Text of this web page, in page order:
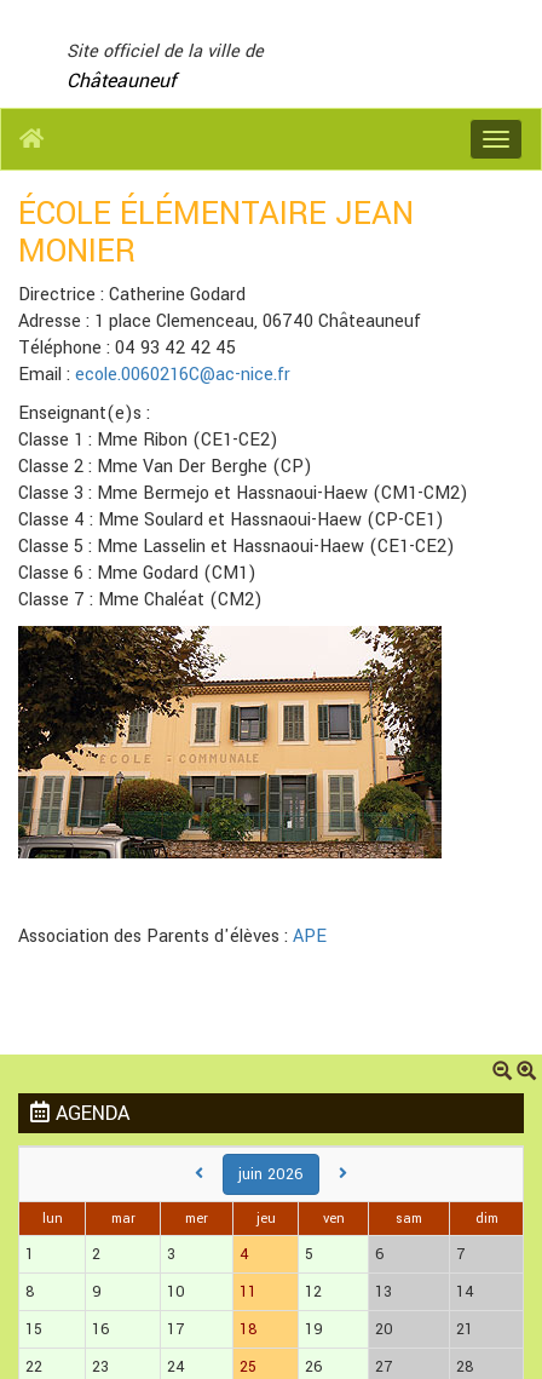
Site officiel de la ville de
Châteauneuf
Menu
ÉCOLE ÉLÉMENTAIRE JEAN
MONIER
Directrice : Catherine Godard
Adresse : 1 place Clemenceau, 06740 Châteauneuf
Téléphone : 04 93 42 42 45
Email : ecole.0060216C@ac-nice.fr
Enseignant(e)s :
Classe 1 : Mme Ribon (CE1-CE2)
Classe 2 : Mme Van Der Berghe (CP)
Classe 3 : Mme Bermejo et Hassnaoui-Haew (CM1-CM2)
Classe 4 : Mme Soulard et Hassnaoui-Haew (CP-CE1)
Classe 5 : Mme Lasselin et Hassnaoui-Haew (CE1-CE2)
Classe 6 : Mme Godard (CM1)
Classe 7 : Mme Chaléat (CM2)
Association des Parents d'élèves : APE
AGENDA
juin 2026
lun mar mer jeu ven sam dim
1 2 3 4 5 6
7
8
9 10 11 12 13
14
15
16 17 18 19 20
21
22
23 24 25 26 27
28